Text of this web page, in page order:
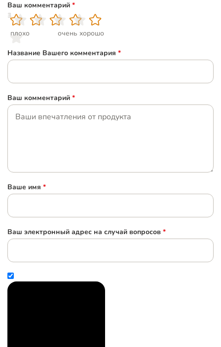
Ваш комментарий *
1
плохо
2
3
4
5
очень хорошо
Название Вашего комментария *
Ваш комментарий *
Ваше имя *
Ваш электронный адрес на случай вопросов *